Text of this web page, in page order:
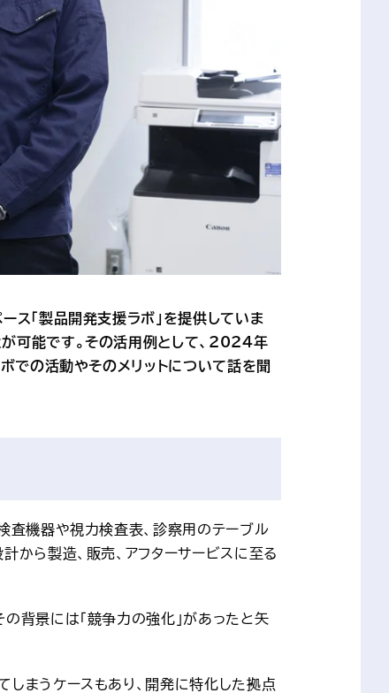
ス「製品開発支援ラボ」を提供していま
可能です。その活用例として、2024年
での活動やそのメリットについて話を聞
査機器や視力検査表、診察用のテーブル
から製造、販売、アフターサービスに至る
背景には「競争力の強化」があったと矢
しまうケースもあり、開発に特化した拠点